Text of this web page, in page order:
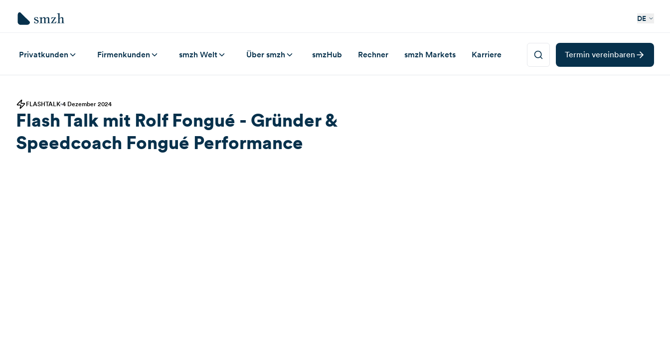
DE
Privatkunden Firmenkunden smzh Welt Über smzh smzHub Rechner smzh Markets Karriere Termin vereinbaren
FLASHTALK 4 Dezember 2024
Flash Talk mit Rolf Fongué - Gründer &
Speedcoach Fongué Performance